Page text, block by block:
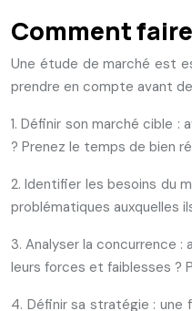
Comment
Une étude de marché est
prendre en compte avant
1. Définir son marché cible
? Prenez le temps de bien
2. Identifier les besoins du
problématiques auxquelles
3. Analyser la concurrence
leurs forces et faiblesses ?
4. Définir sa stratégie :